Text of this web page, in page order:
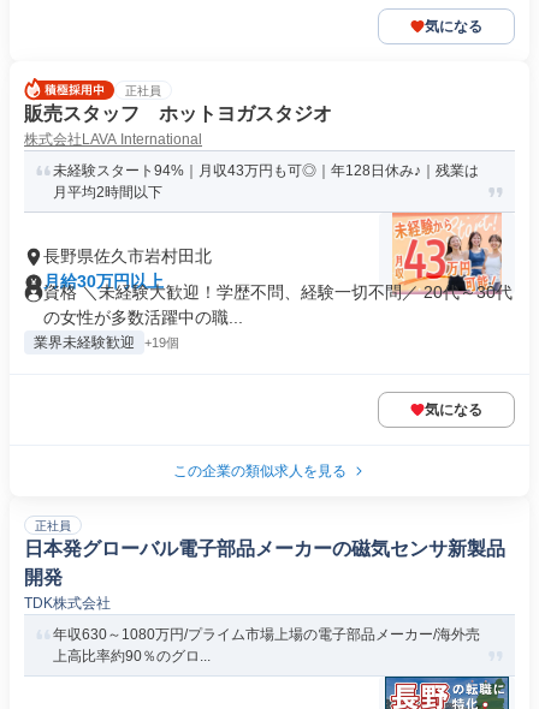
気になる
正社員
販売スタッフ ホットヨガスタジオ
株式会社LAVA International
未経験スタート94%｜月収43万円も可◎｜年128日休み♪｜残業は
月平均2時間以下
長野県佐久市岩村田北
月給30万円以上
資格 ＼未経験大歓迎！学歴不問、経験一切不問／ 20代～30代
の女性が多数活躍中の職...
業界未経験歓迎 +19個
気になる
この企業の類似求人を見る
正社員
日本発グローバル電子部品メーカーの磁気センサ新製品
開発
TDK株式会社
年収630～1080万円/プライム市場上場の電子部品メーカー/海外売
上高比率約90％のグロ...